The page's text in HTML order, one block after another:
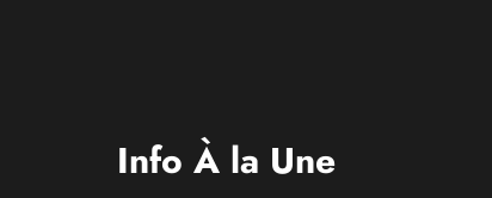
Info À la Une